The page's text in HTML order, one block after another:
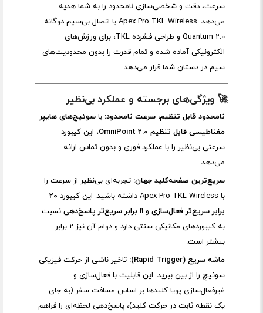
سرعت، دقت و شخصی‌سازی نامحدود را به شما هدیه
می‌دهد. Apex Pro TKL Wireless با اتصال بی‌سیم دوگانه
Quantum 2.0 و طراحی فشرده TKL، برای ورزش‌های
الکترونیکی آماده شده و تمام قدرت را بدون محدودیت‌های
سیم در دستان شما قرار می‌دهد.
🚀 ویژگی‌های برجسته و عملکرد بی‌نظیر
نامحدود قابل تنظیم، سرعت نامحدود: باسوئیچ‌های هایپر
مغناطیسی قابل تنظیم OmniPoint 2.0
، این کیبورد
سرعتی بی‌نظیر را با عملکرد فوری و بدون تماس ارائه
می‌دهد.
سریع‌ترین صفحه‌کلید جهان: تجربه‌ای بی‌نظیر از سرعت را
با Apex Pro TKL Wireless داشته باشید. این کیبورد
20
برابر سریع‌تر فعال‌سازی و11 برابر سریع‌تر پاسخ‌دهی
نسبت
به کیبوردهای مکانیکی سنتی دارد و دوام آن نیز 2 برابر
بیشتر است.
ماشه سریع (Rapid Trigger):
تاخیر ناشی از حرکت فیزیکی
سوئیچ را از بین ببرید. این قابلیت با فعال‌سازی و
غیرفعال‌سازی پویا کلیدها بر اساس مسافت سفر (به جای
یک نقطه ثابت در حرکت کلید)، پاسخ‌دهی لحظه‌ای را فراهم